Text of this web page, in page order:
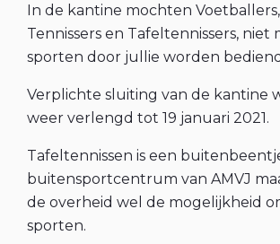
In de kantine mochten
Tennissers en Tafeltennissers, niet
sporten door jullie worden
Verplichte sluiting van de kantine
weer verlengd tot 19 januari 2021.
Tafeltennissen is een
buitensportcentrum van AMVJ
de overheid wel de mogelijkheid
sporten.